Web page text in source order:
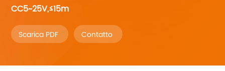
CC5~25V,≤15m
Scarica PDF Contatto